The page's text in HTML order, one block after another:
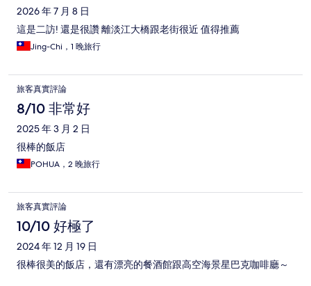
2026 年 7 月 8 日
這是二訪! 還是很讚 離淡江大橋跟老街很近 值得推薦
Jing-Chi，1 晚旅行
旅客真實評論
8/10 非常好
2025 年 3 月 2 日
很棒的飯店
POHUA，2 晚旅行
旅客真實評論
10/10 好極了
2024 年 12 月 19 日
很棒很美的飯店，還有漂亮的餐酒館跟高空海景星巴克咖啡廳～